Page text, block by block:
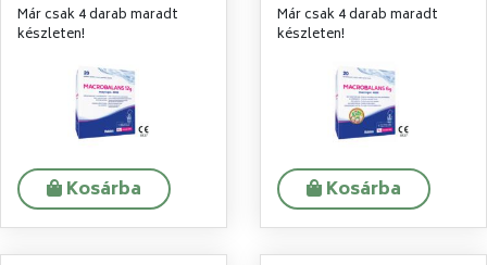
Már csak 4 darab maradt
készleten!
Kosárba
Már csak 4 darab maradt
készleten!
Kosárba